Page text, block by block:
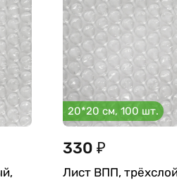
20*20 см, 100 шт.
330 ₽
Лист ВПП,